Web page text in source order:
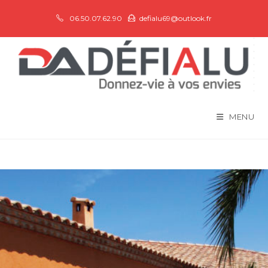
06.50.07.62.90 defialu69@outlook.fr
MENU